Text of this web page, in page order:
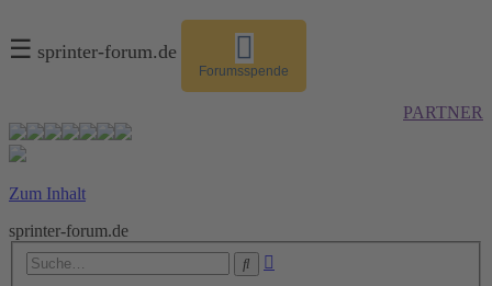
☰ sprinter-forum.de
Forumsspende
PARTNER
Zum Inhalt
sprinter-forum.de
Suche